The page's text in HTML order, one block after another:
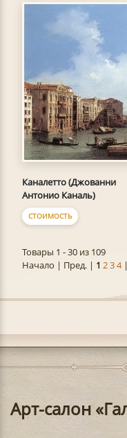
Каналетто (Джованни
Антонио Каналь)
СТОИМОСТЬ
Товары 1 - 30 из 109
Начало | Пред. | 1 234|
Арт-салон